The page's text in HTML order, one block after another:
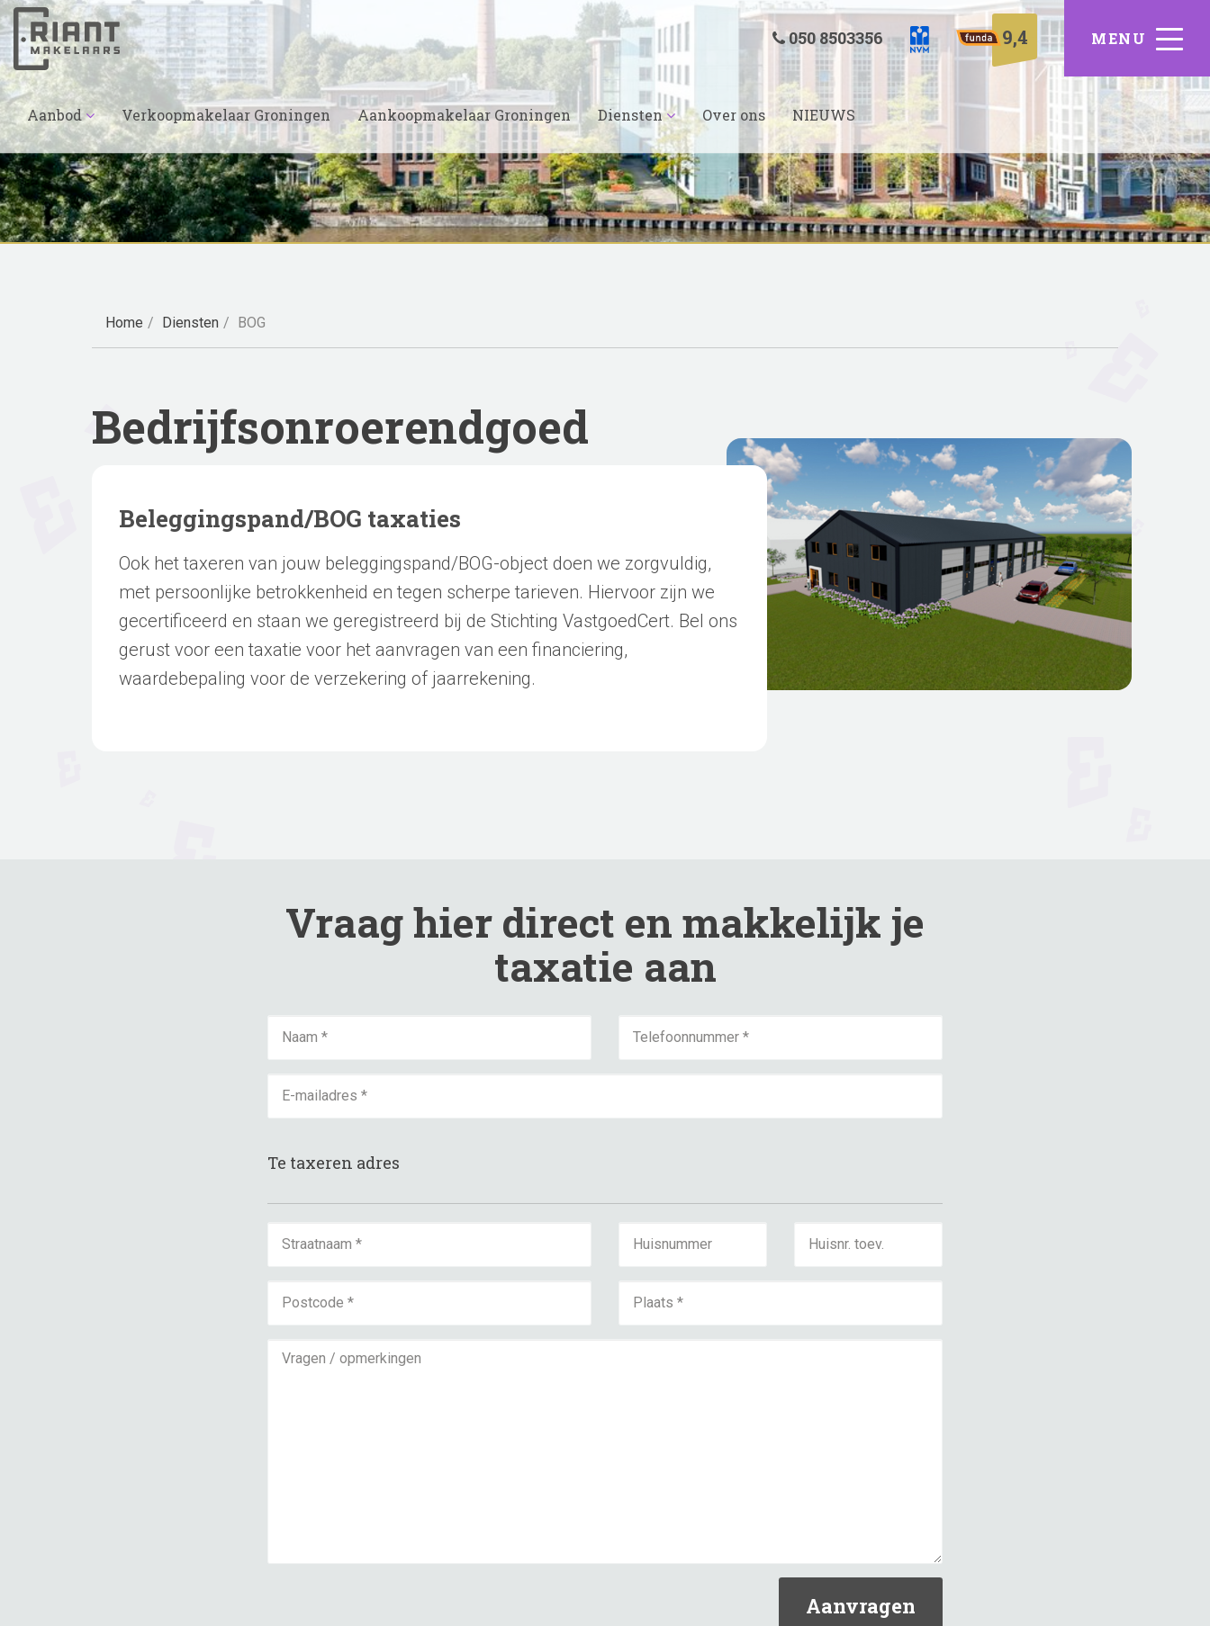
050 8503356 9,4
Aanbod Verkoopmakelaar Groningen Aankoopmakelaar Groningen Diensten Over ons NIEUWS
Home Diensten BOG
Bedrijfsonroerendgoed
Beleggingspand/BOG taxaties
Ook het taxeren van jouw beleggingspand/BOG-object doen we zorgvuldig,
met persoonlijke betrokkenheid en tegen scherpe tarieven. Hiervoor zijn we
gecertificeerd en staan we geregistreerd bij de Stichting VastgoedCert. Bel ons
gerust voor een taxatie voor het aanvragen van een financiering,
waardebepaling voor de verzekering of jaarrekening.
Vraag hier direct en makkelijk je
taxatie aan
Te taxeren adres
Aanvragen